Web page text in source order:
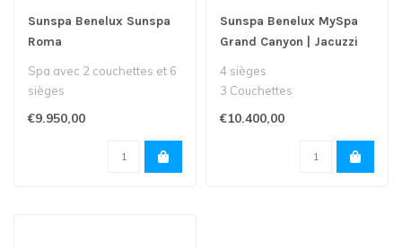
Sunspa Benelux Sunspa
Roma
Spa avec 2 couchettes et 6
sièges
€9.950,00
Sunspa Benelux MySpa
Grand Canyon | Jacuzzi
4 sièges
3 Couchettes
€10.400,00